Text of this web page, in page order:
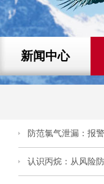
新闻中心
防范氯气泄漏：报
认识丙烷：从风险